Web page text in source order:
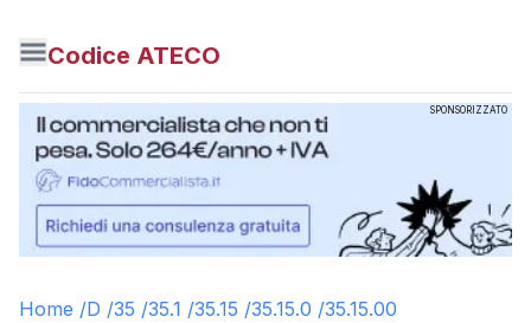
Codice ATECO
SPONSORIZZATO
Home /D /35 /35.1 /35.15 /35.15.0 /35.15.00